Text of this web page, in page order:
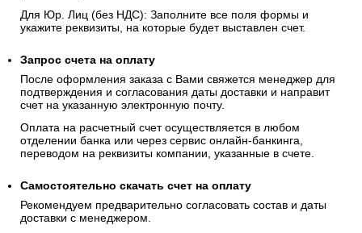
Для Юр. Лиц (без НДС): Заполните все поля формы и
укажите реквизиты, на которые будет выставлен счет.
Запрос счета на оплату
После оформления заказа с Вами свяжется менеджер для
подтверждения и согласования даты доставки и направит
счет на указанную электронную почту.
Оплата на расчетный счет осуществляется в любом
отделении банка или через сервис онлайн-банкинга,
переводом на реквизиты компании, указанные в счете.
Самостоятельно скачать счет на оплату
Рекомендуем предварительно согласовать состав и даты
доставки с менеджером.